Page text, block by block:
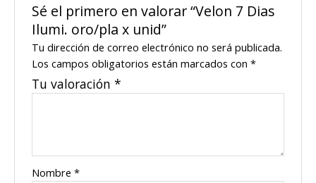
Sé el primero en valorar “Velon 7 Dias
Ilumi. oro/pla x unid”
Tu dirección de correo electrónico no será publicada.
Los campos obligatorios están marcados con*
Tu valoración*
Nombre*